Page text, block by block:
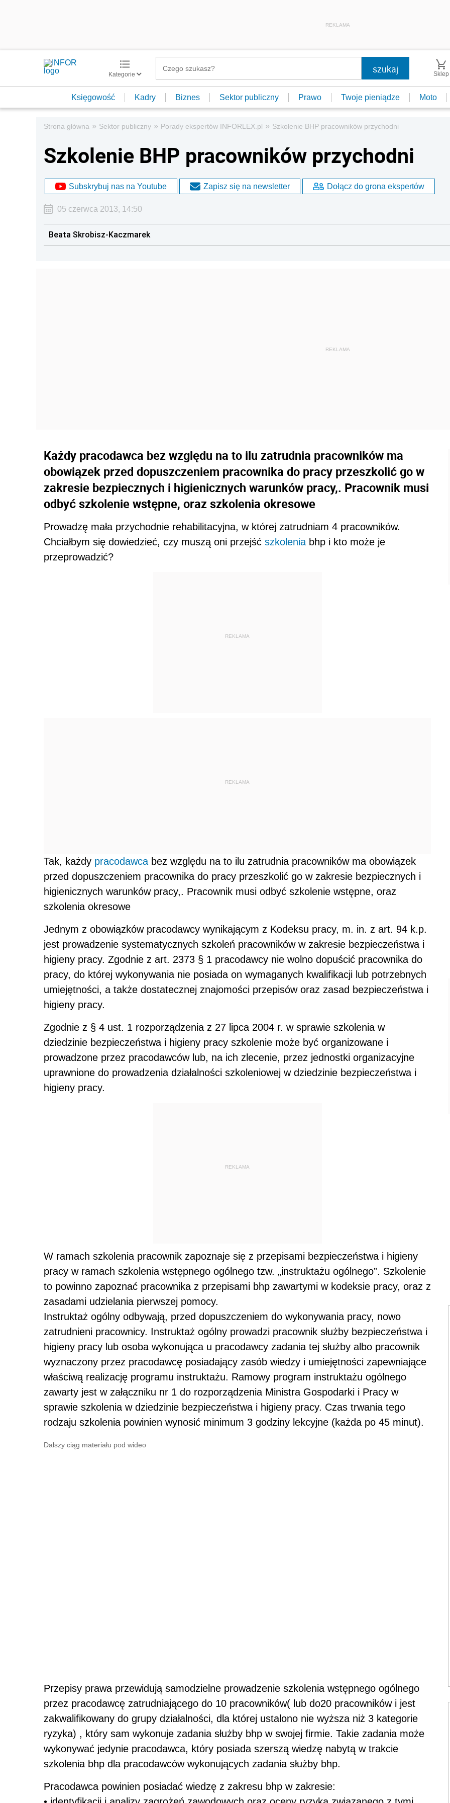
REKLAMA
Kategorie Sklep
Księgowość Kadry Biznes Sektor publiczny Prawo Twoje pieniądze Moto
Strona główna » Sektor publiczny » Porady ekspertów INFORLEX.pl » Szkolenie BHP pracowników przychodni
Szkolenie BHP pracowników przychodni
Subskrybuj nas na Youtube Zapisz się na newsletter Dołącz do grona ekspertów
05 czerwca 2013, 14:50
Beata Skrobisz-Kaczmarek
Każdy pracodawca bez względu na to ilu zatrudnia pracowników ma
obowiązek przed dopuszczeniem pracownika do pracy przeszkolić go w
zakresie bezpiecznych i higienicznych warunków pracy,. Pracownik musi
odbyć szkolenie wstępne, oraz szkolenia okresowe
Prowadzę mała przychodnie rehabilitacyjna, w której zatrudniam 4 pracowników.
Chciałbym się dowiedzieć, czy muszą oni przejść szkolenia bhp i kto może je
przeprowadzić?
REKLAMA
REKLAMA
Tak, każdy pracodawca bez względu na to ilu zatrudnia pracowników ma obowiązek
przed dopuszczeniem pracownika do pracy przeszkolić go w zakresie bezpiecznych i
higienicznych warunków pracy,. Pracownik musi odbyć szkolenie wstępne, oraz
szkolenia okresowe
Jednym z obowiązków pracodawcy wynikającym z Kodeksu pracy, m. in. z art. 94 k.p.
jest prowadzenie systematycznych szkoleń pracowników w zakresie bezpieczeństwa i
higieny pracy. Zgodnie z art. 2373 § 1 pracodawcy nie wolno dopuścić pracownika do
pracy, do której wykonywania nie posiada on wymaganych kwalifikacji lub potrzebnych
umiejętności, a także dostatecznej znajomości przepisów oraz zasad bezpieczeństwa i
higieny pracy.
Zgodnie z § 4 ust. 1 rozporządzenia z 27 lipca 2004 r. w sprawie szkolenia w
dziedzinie bezpieczeństwa i higieny pracy szkolenie może być organizowane i
prowadzone przez pracodawców lub, na ich zlecenie, przez jednostki organizacyjne
uprawnione do prowadzenia działalności szkoleniowej w dziedzinie bezpieczeństwa i
higieny pracy.
REKLAMA
W ramach szkolenia pracownik zapoznaje się z przepisami bezpieczeństwa i higieny
pracy w ramach szkolenia wstępnego ogólnego tzw. „instruktażu ogólnego”. Szkolenie
to powinno zapoznać pracownika z przepisami bhp zawartymi w kodeksie pracy, oraz z
zasadami udzielania pierwszej pomocy.
Instruktaż ogólny odbywają, przed dopuszczeniem do wykonywania pracy, nowo
zatrudnieni pracownicy. Instruktaż ogólny prowadzi pracownik służby bezpieczeństwa i
higieny pracy lub osoba wykonująca u pracodawcy zadania tej służby albo pracownik
wyznaczony przez pracodawcę posiadający zasób wiedzy i umiejętności zapewniające
właściwą realizację programu instruktażu. Ramowy program instruktażu ogólnego
zawarty jest w załączniku nr 1 do rozporządzenia Ministra Gospodarki i Pracy w
sprawie szkolenia w dziedzinie bezpieczeństwa i higieny pracy. Czas trwania tego
rodzaju szkolenia powinien wynosić minimum 3 godziny lekcyjne (każda po 45 minut).
Dalszy ciąg materiału pod wideo
Przepisy prawa przewidują samodzielne prowadzenie szkolenia wstępnego ogólnego
przez pracodawcę zatrudniającego do 10 pracowników( lub do20 pracowników i jest
zakwalifikowany do grupy działalności, dla której ustalono nie wyższa niż 3 kategorie
ryzyka) , który sam wykonuje zadania służby bhp w swojej firmie. Takie zadania może
wykonywać jedynie pracodawca, który posiada szerszą wiedzę nabytą w trakcie
szkolenia bhp dla pracodawców wykonujących zadania służby bhp.
Pracodawca powinien posiadać wiedzę z zakresu bhp w zakresie: